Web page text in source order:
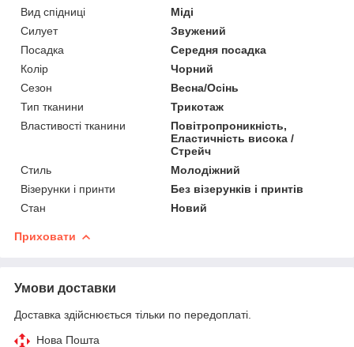
Вид спідниці
Міді
Силует
Звужений
Посадка
Середня посадка
Колір
Чорний
Сезон
Весна/Осінь
Тип тканини
Трикотаж
Властивості тканини
Повітропроникність,
Еластичність висока /
Стрейч
Стиль
Молодіжний
Візерунки і принти
Без візерунків і принтів
Стан
Новий
Приховати
Умови доставки
Доставка здійснюється тільки по передоплаті.
Нова Пошта